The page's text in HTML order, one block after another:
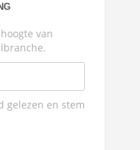
van
gelezen en stem